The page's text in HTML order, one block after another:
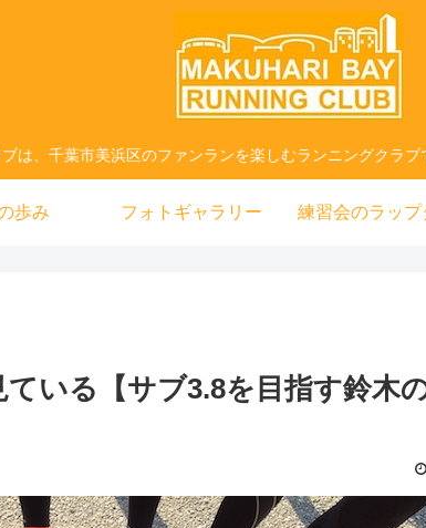
は、千葉市美浜区のファンランを楽しむランニングクラブ
歩み フォトギャラリー 練習会のラップ
いる【サブ3.8を目指す鈴木